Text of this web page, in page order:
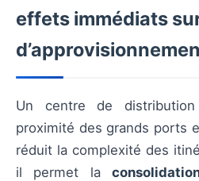
effets immédiats
Un centre de
proximité des grands ports
réduit la complexité des
il permet la